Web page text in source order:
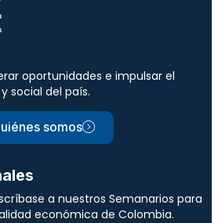
oportunidades e impulsar el
social del país.
somos
a nuestros Semanarios para
económica de Colombia.